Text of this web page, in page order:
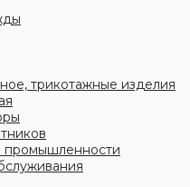
трикотажные изделия